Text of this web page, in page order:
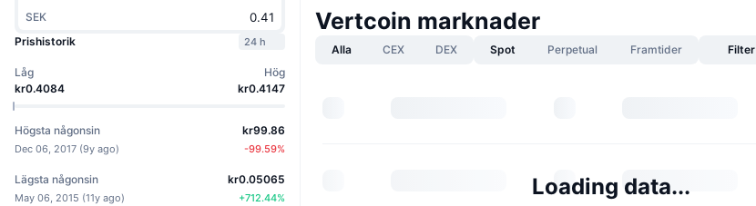
SEK
Prishistorik
24 h
Låg
kr0.4084
Hög
kr0.4147
Högsta någonsin
Dec 06, 2017 (9y ago)
kr99.86
-99.59%
Lägsta någonsin
May 06, 2015 (11y ago)
kr0.05065
+712.44%
Vertcoin marknader
Alla CEX DEX Spot Perpetual Framtider Filter
Loading data...